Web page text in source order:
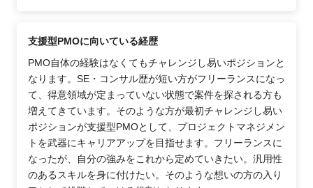
支援型PMOに向いている経歴
PMO自体の経験はなくてもチャレンジし易いポジションと
なります。SE・コンサル歴が短い方がフリーランスになっ
て、得意領域が定まっていない状態で案件を探される方も
増えてきています。そのような方が最初チャレンジし易い
ポジションが支援型PMOとして、プロジェクトマネジメン
トを武器にキャリアアップを目指せます。フリーランスに
なったが、自分の強みをこれから定めていきたい。汎用性
のあるスキルを身に付けたい。そのような想いの方の入り